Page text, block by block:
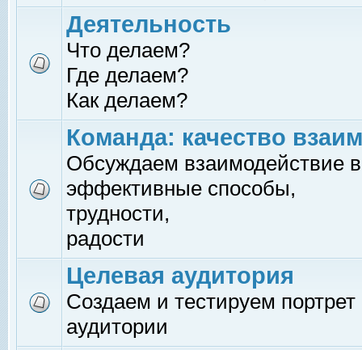
Деятельность
Что делаем?
Где делаем?
Как делаем?
Команда: качество
Обсуждаем взаимодействие
эффективные способы,
трудности,
радости
Целевая аудитория
Создаем и тестируем
аудитории